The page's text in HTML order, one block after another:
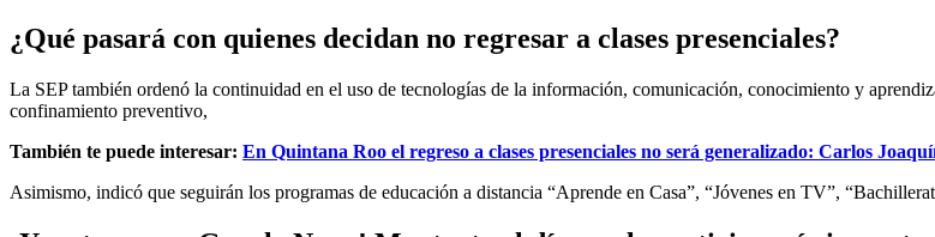
¿Qué pasará con quienes decidan no regresar a clases presenciales?
La SEP también ordenó la continuidad en el uso de tecnologías de la información, comunicación, conocimiento y
confinamiento preventivo,
También te puede interesar: En Quintana Roo el regreso a clases presenciales no será generalizado: Carlos
Asimismo, indicó que seguirán los programas de educación a distancia “Aprende en Casa”, “Jóvenes en TV”,